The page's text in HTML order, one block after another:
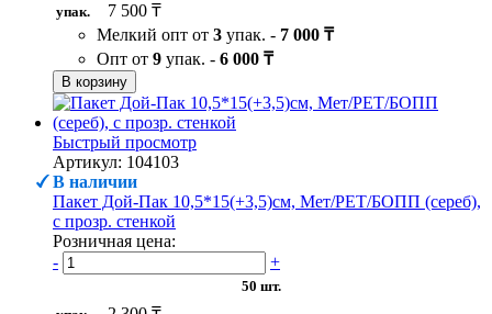
упак.
7 500 ₸
Мелкий опт от 3 упак. - 7 000 ₸
Опт от 9 упак. - 6 000 ₸
В корзину
Быстрый просмотр
Артикул: 104103
В наличии
Пакет Дой-Пак 10,5*15(+3,5)см, Мет/PET/БОПП (сереб),
с прозр. стенкой
Розничная цена:
-
+
50 шт.